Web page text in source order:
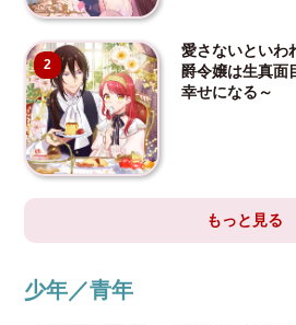
2
愛さないといわ
爵令嬢は生真面
幸せになる～
もっと見る
少年／青年